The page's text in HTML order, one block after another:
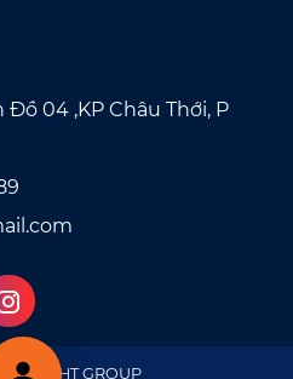
04 ,KP Châu Thới, P
by HT GROUP